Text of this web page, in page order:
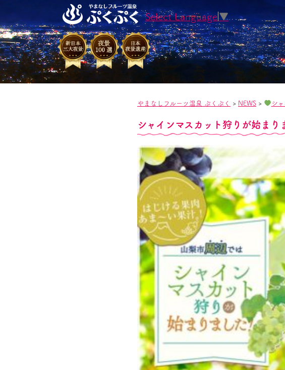
Select Language ▼
やまなしフルーツ温泉 ぷくぷく > NEWS > シ
シャインマスカット狩りが始まり